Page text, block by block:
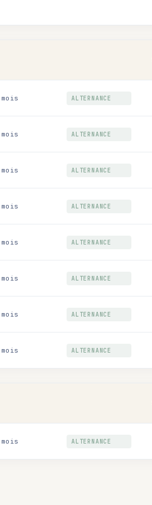
ALTERNANCE
ALTERNANCE
ALTERNANCE
ALTERNANCE
ALTERNANCE
ALTERNANCE
ALTERNANCE
ALTERNANCE
ALTERNANCE